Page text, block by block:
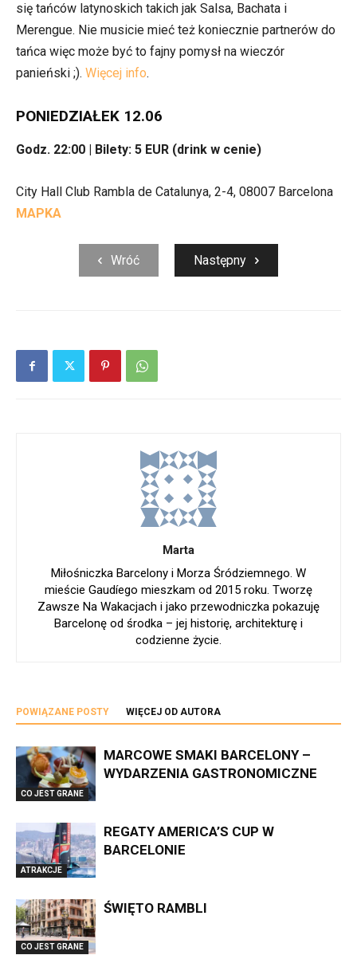
się tańców latynoskich takich jak Salsa, Bachata i
Merengue. Nie musicie mieć też koniecznie partnerów do
tańca więc może być to fajny pomysł na wieczór
panieński ;). Więcej info.
PONIEDZIAŁEK 12.06
Godz. 22:00 | Bilety: 5 EUR (drink w cenie)
City Hall Club Rambla de Catalunya, 2-4, 08007 Barcelona
MAPKA
Wróć Następny
Marta
Miłośniczka Barcelony i Morza Śródziemnego. W
mieście Gaudíego mieszkam od 2015 roku. Tworzę
Zawsze Na Wakacjach i jako przewodniczka pokazuję
Barcelonę od środka – jej historię, architekturę i
codzienne życie.
POWIĄZANE POSTY WIĘCEJ OD AUTORA
CO JEST GRANE
MARCOWE SMAKI BARCELONY –
WYDARZENIA GASTRONOMICZNE
ATRAKCJE
REGATY AMERICA’S CUP W
BARCELONIE
CO JEST GRANE
ŚWIĘTO RAMBLI